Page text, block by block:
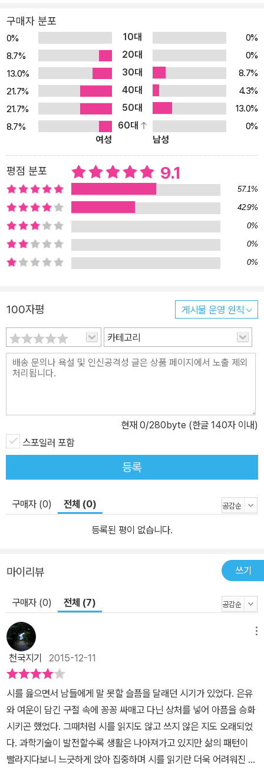
한순의 시를 읽는 재미는 그것을 굳이 가리고 따지고 해가면서 읽는
데 있지 않다. 그 농익은 향을 가슴 깊이 마시면 된다. “저렇게 농익을
때까지” 한자리에 앉아 있었을 그 세월을 생각하면서. ‘농익은 향을
가슴 깊이 마시면 된다’고 시집 속에 고인 세월의 깊이를 눈여겨 봐주
었다. 또한 시평에서 장석주 시인은 한순의 시를 “여자 사람”의 시라
고 명명한다. 한순의 시에서 발견되는 ‘식물성 시학’은 평 화주의적 공
존에 가 닿는다고 표현한다. ‘한순은 그렇게 비문을 새기듯 한 자 한
자를 적어나간 끝에 시를 완성’한다고 하면서 ‘그 일은 지난하지만 숭
고하고, 그것을 쓰는 자에겐 지복’이라고 표현하고 있다. 이 “여자 사
람”은 “아들도 자고 남편도 자고 / 혼자 삶은 밤을 소리 없이 파
먹”〈해독되지 않는 오후〉는다. 이 “여자 사람”은 혼자 목감기를 앓고,
혼자 고궁 나들이에 나서기도 한다. 자족적이고 자립적인 감정생활을
하는 여자라는 암시다. 이 자족과 자립의 근거는 ‘간격’이다. 더 정확
하게 말하자면 “사람들 마음의 간격”〈카페와 큰 나무 사이〉이다.
(……) 한국 사람으로 태어나고 슬픈 사람으로 살아가는 “여자 사
람”의 내면 깊은 곳에는 “원색의 괴로운 파장”〈철쭉의 파장〉이 있다.
낳게 했으리라. 그랬으니 제 영혼에 “말이 도착하는 순간 / [영혼이]
파장이 이는 수신기”로 바뀐다고 썼을 것이다. 〈편집자 일기〉 “여자
사람”으로서의 우아함과 깊은 시선을 최윤 소설가도 포착하여 추천
의 글에 이렇게 첨언하였다. 그 내적 풍경은 자연 속에서 조응을 찾는
다. 자연은 그녀의 일부가 된다. 그것은 무슨 현학적인 시론, 아니, 어
움, 결여, 스산함, 다시 안타까움…… 그 풍경들의 배후에서 울려나오
는 것들은 이름은 다 달라도 사랑의 시선만이 포착할 수 있는 것이기
때문이다. 여성성이 사그라들면서 삶 자체의 공허와 맞서는 여자! 그
여자의 무기는 물기이다. 한순의 시에서 식물과 자연을 응축하여 한
눈썹을 적시는 물기 등 생명의 원천인 물을 정서의 배태인 용서, 화해,
에 소리 없이 금 가 있다 / 생강꽃 필 때까지 / 기다린다더니 / 겨우내
깨어도 눈물은 나지 않는다 / 흐르는 계곡에게 물어도 / 젖무덤 같은
듯했다 / 산을 그 자리에 / 계곡을 제자리에 다시 앉혀놓고 / 올려다본
하늘 / 차갑지는 않았다 / 그제야 겨울을 그렁이던 한 방울 / 실금 타
고 / 고인다 〈눈물에게〉 中에서 사랑과 연민의 시선으로 삶과 자연을
하나로 연결 짓고 빈속을 채우는 여자! 내면의 깊은 슬픔은 또 다른 정
서적태 배이다. 흐르고 번지며 스며들어간 시간의 흔적들 신경림 시
싸도 시에서 나는 짙은 향은 감추어지지 않는다.”고 표현한다. 시인은
하루하루 농익을 때까지 기다리고 기다린 것이다. 기다리다 보면 돌
이 자라는 것도 볼 수 있으리라는 소박한 믿음 때문이었을까. 몇 날 동
안 시 한 편 못 쓴 것이 / 어찌 내 탓이랴 / 그건 팔랑이는 나비의 떨림,
/ 물결 져 흐르는 하얀 데이지의 출렁임 때문 / 단단한 아파트 창틀 너
구매자 분포
0% 10대
0%
8.7%
20대
0%
13.0%
30대
8.7%
21.7%
40대
4.3%
21.7%
50대
13.0%
8.7%
60대
0%
여성
남성
평점 분포 9.1
57.1%
42.9%
0%
0%
0%
100자평 게시물 운영 원칙
카테고리
현재 0/280byte (한글 140자 이내)
스포일러 포함
등록
구매자 (0) 전체 (0)
등록된 평이 없습니다.
마이리뷰 쓰기
구매자 (0) 전체 (7)
천국지기 2015-12-11
시를 읊으면서 남들에게 말 못할 슬픔을 달래던 시기가 있었다. 은유
와 여운이 담긴 구절 속에 꽁꽁 싸매고 다닌 상처를 넣어 아픔을 승화
시키곤 했었다. 그때처럼 시를 읽지도 않고 쓰지 않은 지도 오래되었
다. 과학기술이 발전할수록 생활은 나아져가고 있지만 삶의 패턴이
빨라지다보니 느긋하게 앉아 집중하며 시를 읽기란 더욱 어려워진 것